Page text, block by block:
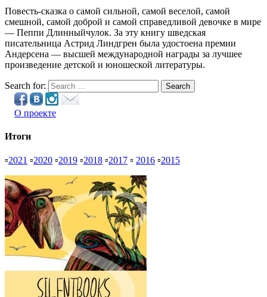
Повесть-сказка о самой сильной, самой веселой, самой
смешной, самой доброй и самой справедливой девочке в мире
— Пеппи Длинныйчулок. За эту книгу шведская
писательница Астрид Линдгрен была удостоена премии
Андерсена — высшей международной награды за лучшее
произведение детской и юношеской литературы.
Search for: Search
О проекте
Итоги
▫2021 ▫2020 ▫2019 ▫2018 ▫2017 ▫ 2016 ▫2015